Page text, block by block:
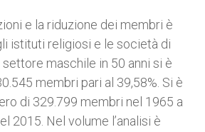
e la riduzione dei membri è
istituti religiosi e le società di
maschile in 50 anni si è
membri pari al 39,58%. Si è
di 329.799 membri nel 1965 a
2015. Nel volume l’analisi è